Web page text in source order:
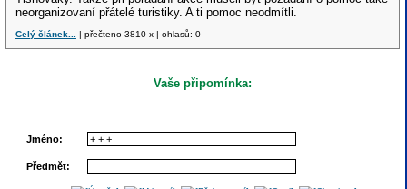
neorganizovaní přátelé turistiky. A ti pomoc neodmítli.
Celý článek... | přečteno 3810 x | ohlasů: 0
Vaše připomínka:
Jméno:
Předmět: